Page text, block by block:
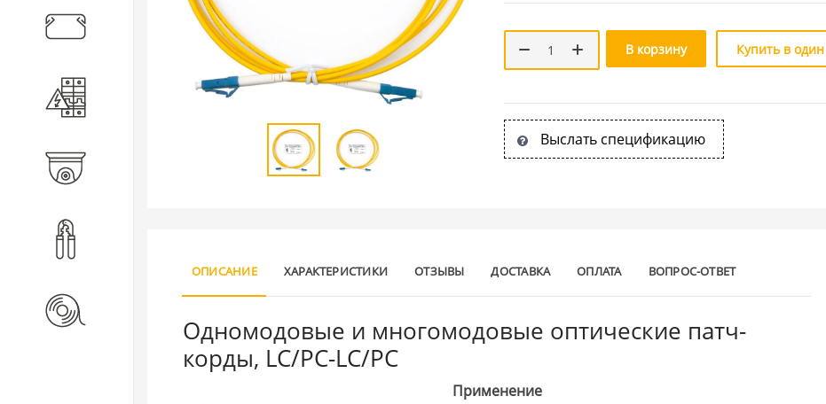
Кабеленесущие системы
Электротехническое
В корзину Купить в
Выслать спецификацию
ОПИСАНИЕ ХАРАКТЕРИСТИКИ ОТЗЫВЫ ДОСТАВКА ОПЛАТА ВОПРОС-ОТВЕТ
Одномодовые и многомодовые оптические патч-
корды, LC/PC-LC/PC
Применение